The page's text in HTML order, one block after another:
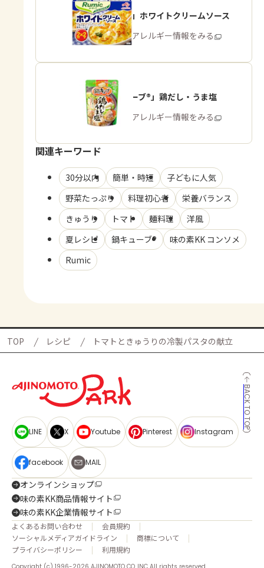
「Rumic」ホワイトクリームソース
商品・アレルギー情報をみる
「鍋キューブ®」鶏だし・うま塩
商品・アレルギー情報をみる
関連キーワード
30分以内 簡単・時短
子どもに人気
野菜たっぷり
料理初心者
栄養バランス
きゅうり
トマト 麺料理
洋風
夏レシピ
鍋キューブ®
味の素KK コンソメ
Rumic
TOP レシピ トマトときゅうりの冷製パスタの献立
BACK TO TOP
LINE X Youtube Pinterest Instagram
facebook MAIL
オンラインショップ
味の素KK商品情報サイト
味の素KK企業情報サイト
よくあるお問い合わせ
会員規約
ソーシャルメディアガイドライン
商標について
プライバシーポリシー
利用規約